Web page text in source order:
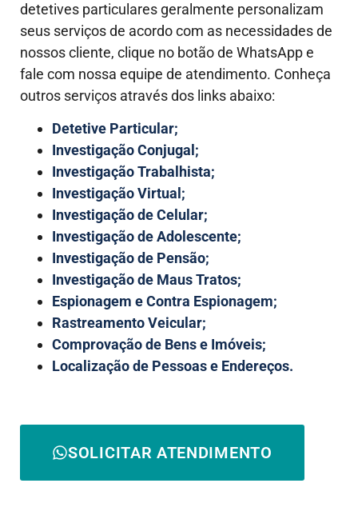
detetives particulares geralmente personalizam
seus serviços de acordo com as necessidades de
nossos cliente, clique no botão de WhatsApp e
fale com nossa equipe de atendimento. Conheça
outros serviços através dos links abaixo:
Detetive Particular;
Investigação Conjugal;
Investigação Trabalhista;
Investigação Virtual;
Investigação de Celular;
Investigação de Adolescente;
Investigação de Pensão;
Investigação de Maus Tratos;
Espionagem e Contra Espionagem;
Rastreamento Veicular;
Comprovação de Bens e Imóveis;
Localização de Pessoas e Endereços.
SOLICITAR ATENDIMENTO